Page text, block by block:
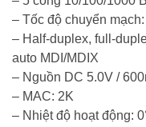
– Tốc độ chuyển
– Half-duplex, full-
auto MDI/MDIX
– Nguồn DC 5.0V /
– MAC: 2K
– Nhiệt độ hoạt động: